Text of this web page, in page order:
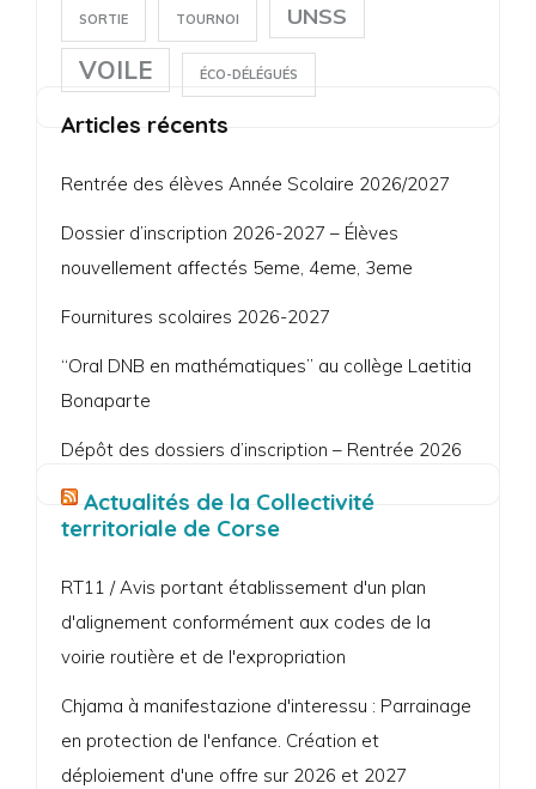
SORTIE TOURNOI UNSS
VOILE ÉCO-DÉLÉGUÉS
Articles récents
Rentrée des élèves Année Scolaire 2026/2027
Dossier d’inscription 2026-2027 – Élèves
nouvellement affectés 5eme, 4eme, 3eme
Fournitures scolaires 2026-2027
“Oral DNB en mathématiques” au collège Laetitia
Bonaparte
Dépôt des dossiers d’inscription – Rentrée 2026
Actualités de la Collectivité
territoriale de Corse
RT11 / Avis portant établissement d'un plan
d'alignement conformément aux codes de la
voirie routière et de l'expropriation
Chjama à manifestazione d'interessu : Parrainage
en protection de l'enfance. Création et
déploiement d'une offre sur 2026 et 2027